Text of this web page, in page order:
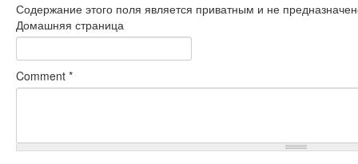
Содержание этого поля является приватным и не
Домашняя страница
Comment *